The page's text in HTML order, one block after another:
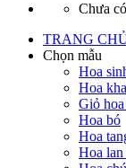
Chưa
TRANG
Chọn mẫu
Hoa
Hoa
Giỏ
Hoa bó
Hoa
Hoa